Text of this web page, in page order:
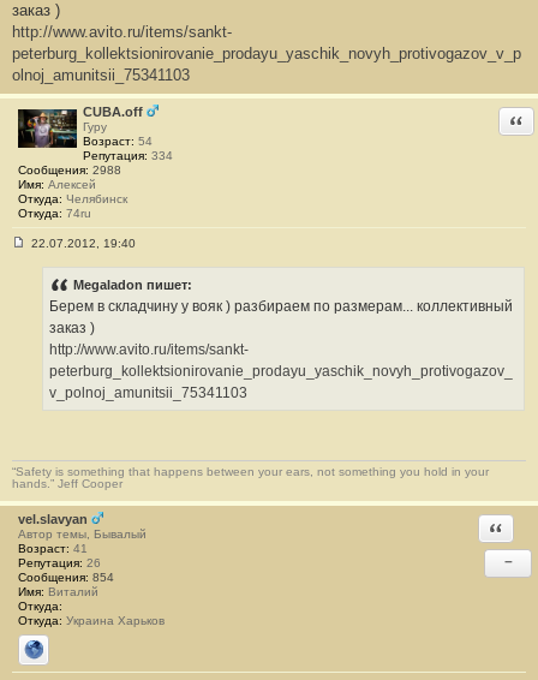
б
щ
е
н
и
#
2
3
заказ )
http://www.avito.ru/items/sankt-
peterburg_kollektsionirovanie_prodayu_yaschik_novyh_protivogazov_v_p
olnoj_amunitsii_75341103
CUBA.off
Гуру
Возраст: 54
Репутация: 334
Сообщения: 2988
Имя: Алексей
Откуда: Челябинск
Откуда: 74ru
22.07.2012, 19:40
Megaladon пишет:
Берем в складчину у вояк ) разбираем по размерам... коллективный
заказ )
http://www.avito.ru/items/sankt-
peterburg_kollektsionirovanie_prodayu_yaschik_novyh_protivogazov_
v_polnoj_amunitsii_75341103
“Safety is something that happens between your ears, not something you hold in your
hands.” Jeff Cooper
vel.slavyan
Автор темы, Бывалый
Возраст: 41
Репутация: 26
Сообщения: 854
Имя: Виталий
Откуда:
Откуда: Украина Харьков
Сайт
−